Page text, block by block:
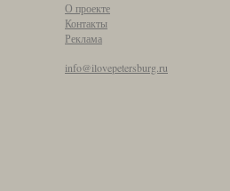
О проекте
Контакты
Реклама
info@ilovepetersburg.ru